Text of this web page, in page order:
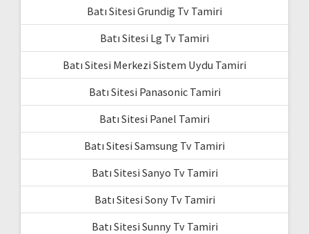
Batı Sitesi Grundig Tv Tamiri
Batı Sitesi Lg Tv Tamiri
Batı Sitesi Merkezi Sistem Uydu Tamiri
Batı Sitesi Panasonic Tamiri
Batı Sitesi Panel Tamiri
Batı Sitesi Samsung Tv Tamiri
Batı Sitesi Sanyo Tv Tamiri
Batı Sitesi Sony Tv Tamiri
Batı Sitesi Sunny Tv Tamiri